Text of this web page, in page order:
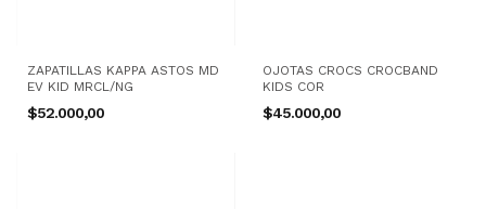
ZAPATILLAS KAPPA ASTOS MD
EV KID MRCL/NG
$52.000,00
OJOTAS CROCS CROCBAND
KIDS COR
$45.000,00